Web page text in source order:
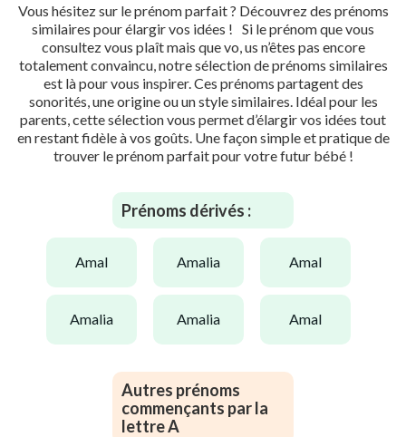
Vous hésitez sur le prénom parfait ? Découvrez des prénoms
similaires pour élargir vos idées ! Si le prénom que vous
consultez vous plaît mais que vo, us n’êtes pas encore
totalement convaincu, notre sélection de prénoms similaires
est là pour vous inspirer. Ces prénoms partagent des
sonorités, une origine ou un style similaires. Idéal pour les
parents, cette sélection vous permet d’élargir vos idées tout
en restant fidèle à vos goûts. Une façon simple et pratique de
trouver le prénom parfait pour votre futur bébé !
Prénoms dérivés :
amal amalia amal
amalia amalia amal
Autres prénoms
commençants par la
lettre A